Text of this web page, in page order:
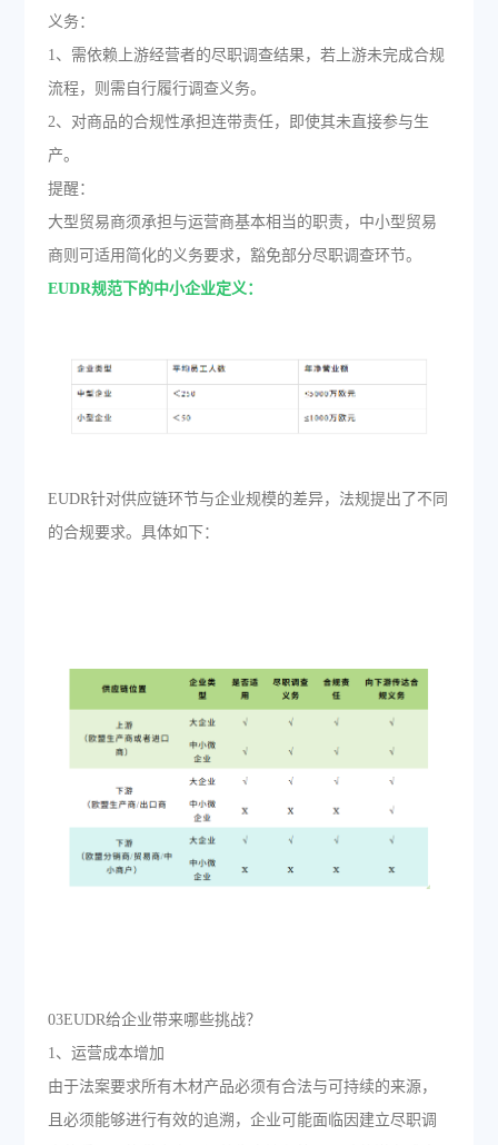
义务：
1、需依赖上游经营者的尽职调查结果，若上游未完成合规
流程，则需自行履行调查义务。
2、对商品的合规性承担连带责任，即使其未直接参与生
产。
提醒：
大型贸易商须承担与运营商基本相当的职责，中小型贸易
商则可适用简化的义务要求，豁免部分尽职调查环节。
EUDR规范下的中小企业定义：
EUDR针对供应链环节与企业规模的差异，法规提出了不同
的合规要求。具体如下：
03EUDR给企业带来哪些挑战？
1、运营成本增加
由于法案要求所有木材产品必须有合法与可持续的来源，
且必须能够进行有效的追溯，企业可能面临因建立尽职调